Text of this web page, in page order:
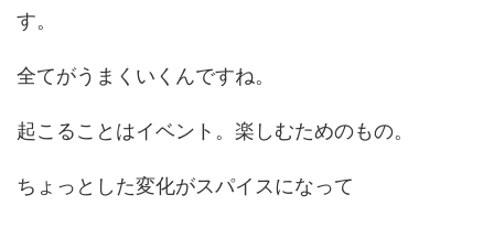
す。
全てがうまくいくんですね。
起こることはイベント。楽しむためのもの。
ちょっとした変化がスパイスになって